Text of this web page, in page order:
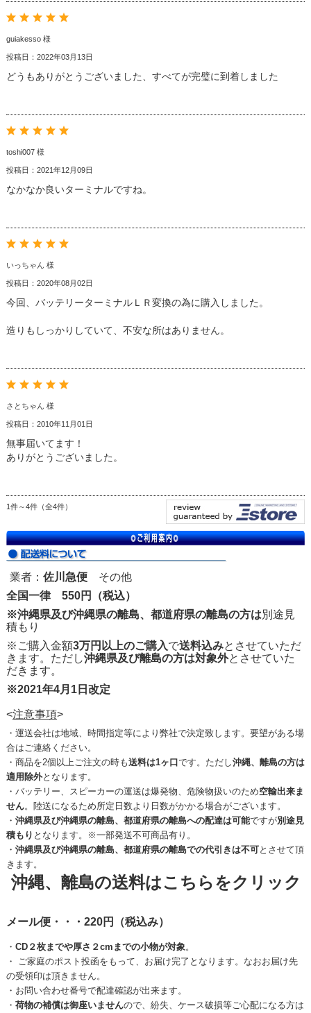
guiakesso 様
投稿日：2022年03月13日
どうもありがとうございました、すべてが完璧に到着しました
toshi007 様
投稿日：2021年12月09日
なかなか良いターミナルですね。
いっちゃん 様
投稿日：2020年08月02日
今回、バッテリーターミナルＬＲ変換の為に購入しました。
造りもしっかりしていて、不安な所はありません。
さとちゃん 様
投稿日：2010年11月01日
無事届いてます！
ありがとうございました。
1件～4件（全4件）
業者： 佐川急便その他
全国一律 550円（税込）
※沖縄県及び沖縄県の離島、都道府県の離島の方は別途見
積もり
※ご購入金額3万円以上のご購入で送料込みとさせていただ
きます。ただし沖縄県及び離島の方は対象外とさせていた
だきます。
※2021年4月1日改定
<注意事項>
・運送会社は地域、時間指定等により弊社で決定致します。要望がある場
合はご連絡ください。
・商品を2個以上ご注文の時も送料は1ヶ口です。ただし沖縄、離島の方は
適用除外となります。
・バッテリー、スピーカーの運送は爆発物、危険物扱いのため空輸出来ま
せん。陸送になるため所定日数より日数がかかる場合がございます。
・ 沖縄県及び沖縄県の離島、都道府県の離島への配達は可能ですが別途見
積もり となります。※一部発送不可商品有り。
・ 沖縄県及び沖縄県の離島、都道府県の離島での代引きは不可とさせて頂
きます。
沖縄、離島の送料はこちらをクリック
メール便・・・220円（税込み）
・ CD２枚までや厚さ２cmまでの小物が対象 。
・ ご家庭のポスト投函をもって、お届け完了となります。なおお届け先
の受領印は頂きません。
・お問い合わせ番号で配達確認が出来ます。
・ 荷物の補償は御座いませんので、紛失、ケース破損等ご心配になる方は